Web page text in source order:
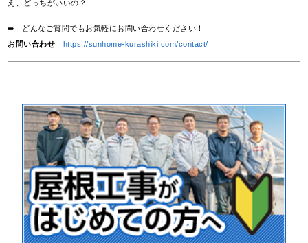
え、どっちがいいの？
➡ どんなご質問でもお気軽にお問い合わせください！
お問い合わせ
https://sunhome-kurashiki.com/contact/